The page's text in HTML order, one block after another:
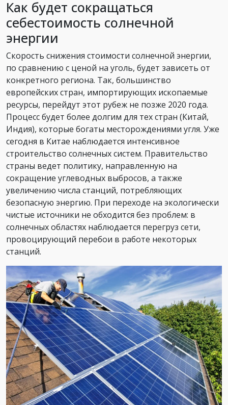
Как будет сокращаться
себестоимость солнечной
энергии
Скорость снижения стоимости солнечной энергии,
по сравнению с ценой на уголь, будет зависеть от
конкретного региона. Так, большинство
европейских стран, импортирующих ископаемые
ресурсы, перейдут этот рубеж не позже 2020 года.
Процесс будет более долгим для тех стран (Китай,
Индия), которые богаты месторождениями угля. Уже
сегодня в Китае наблюдается интенсивное
строительство солнечных систем. Правительство
страны ведет политику, направленную на
сокращение углеводных выбросов, а также
увеличению числа станций, потребляющих
безопасную энергию. При переходе на экологически
чистые источники не обходится без проблем: в
солнечных областях наблюдается перегруз сети,
провоцирующий перебои в работе некоторых
станций.